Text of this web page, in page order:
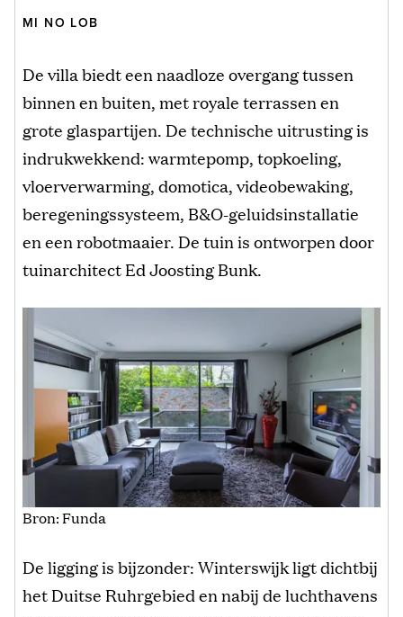
MI NO LOB
De villa biedt een naadloze overgang tussen
binnen en buiten, met royale terrassen en
grote glaspartijen. De technische uitrusting is
indrukwekkend: warmtepomp, topkoeling,
vloerverwarming, domotica, videobewaking,
beregeningssysteem, B&O-geluidsinstallatie
en een robotmaaier. De tuin is ontworpen door
tuinarchitect Ed Joosting Bunk.
Bron: Funda
De ligging is bijzonder: Winterswijk ligt dichtbij
het Duitse Ruhrgebied en nabij de luchthavens